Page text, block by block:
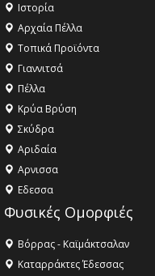
Ιστορία
Αρχαία Πέλλα
Τοπικά Προϊόντα
Γιαννιτσά
Πέλλα
Κρύα Βρύση
Σκύδρα
Αριδαία
Aρνισσα
Eδεσσα
Φυσικές Ομορφιές
Βόρρας - Καϊμάκτσαλαν
Καταρράκτες Έδεσσας